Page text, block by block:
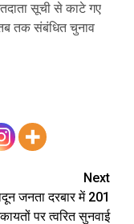
सूची से काटे गए
तब तक संबंधित चुनाव
Next
जनता दरबार में 201
पर त्वरित सुनवाई